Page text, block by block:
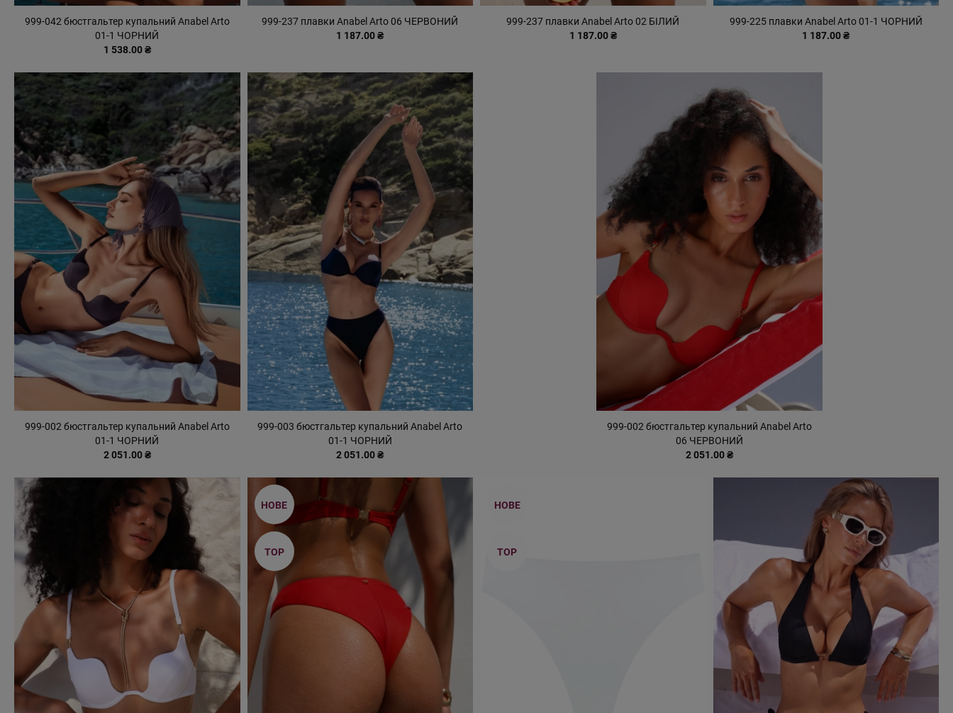
999-042 бюстгальтер купальний Anabel Arto
01-1 ЧОРНИЙ
1 538.00 ₴
999-237 плавки Anabel Arto 06 ЧЕРВОНИЙ
1 187.00 ₴
999-237 плавки Anabel Arto 02 БІЛИЙ
1 187.00 ₴
999-225 плавки Anabel Arto 01-1 ЧОРНИЙ
1 187.00 ₴
999-002 бюстгальтер купальний Anabel Arto
01-1 ЧОРНИЙ
2 051.00 ₴
999-003 бюстгальтер купальний Anabel Arto
01-1 ЧОРНИЙ
2 051.00 ₴
999-002 бюстгальтер купальний Anabel Arto
06 ЧЕРВОНИЙ
2 051.00 ₴
НОВЕ
TOP
НОВЕ
TOP